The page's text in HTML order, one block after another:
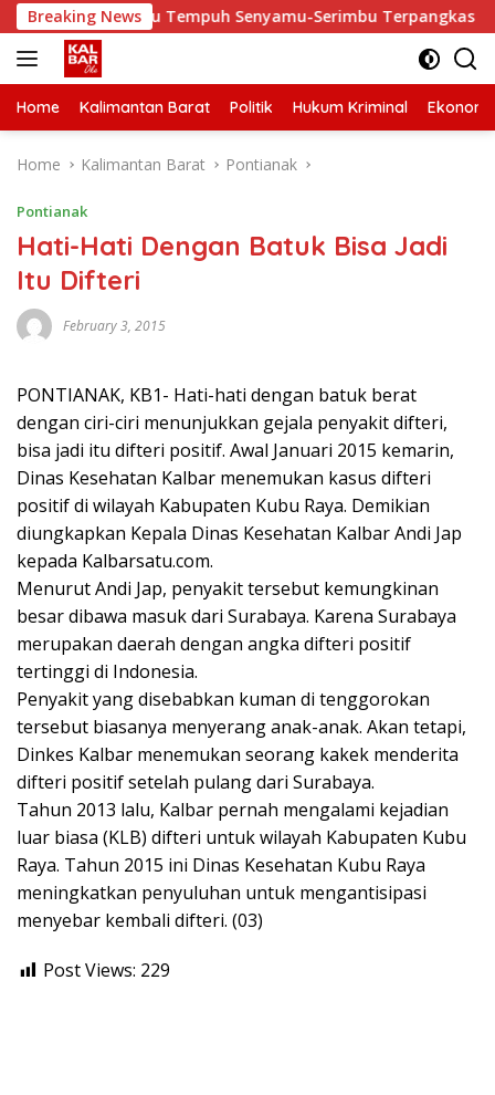
Skip
to
content
Breaking News
Waktu Tempuh Senyamu-Serimbu Terpangkas dari 2
Home Kalimantan Barat Politik Hukum Kriminal Ekonomi
Home Kalimantan Barat Pontianak
Pontianak
Hati-Hati Dengan Batuk Bisa Jadi
Itu Difteri
February 3, 2015
PONTIANAK, KB1- Hati-hati dengan batuk berat
dengan ciri-ciri menunjukkan gejala penyakit difteri,
bisa jadi itu difteri positif. Awal Januari 2015 kemarin,
Dinas Kesehatan Kalbar menemukan kasus difteri
positif di wilayah Kabupaten Kubu Raya. Demikian
diungkapkan Kepala Dinas Kesehatan Kalbar Andi Jap
kepada Kalbarsatu.com.
Menurut Andi Jap, penyakit tersebut kemungkinan
besar dibawa masuk dari Surabaya. Karena Surabaya
merupakan daerah dengan angka difteri positif
tertinggi di Indonesia.
Penyakit yang disebabkan kuman di tenggorokan
tersebut biasanya menyerang anak-anak. Akan tetapi,
Dinkes Kalbar menemukan seorang kakek menderita
difteri positif setelah pulang dari Surabaya.
Tahun 2013 lalu, Kalbar pernah mengalami kejadian
luar biasa (KLB) difteri untuk wilayah Kabupaten Kubu
Raya. Tahun 2015 ini Dinas Kesehatan Kubu Raya
meningkatkan penyuluhan untuk mengantisipasi
menyebar kembali difteri. (03)
Post Views: 229